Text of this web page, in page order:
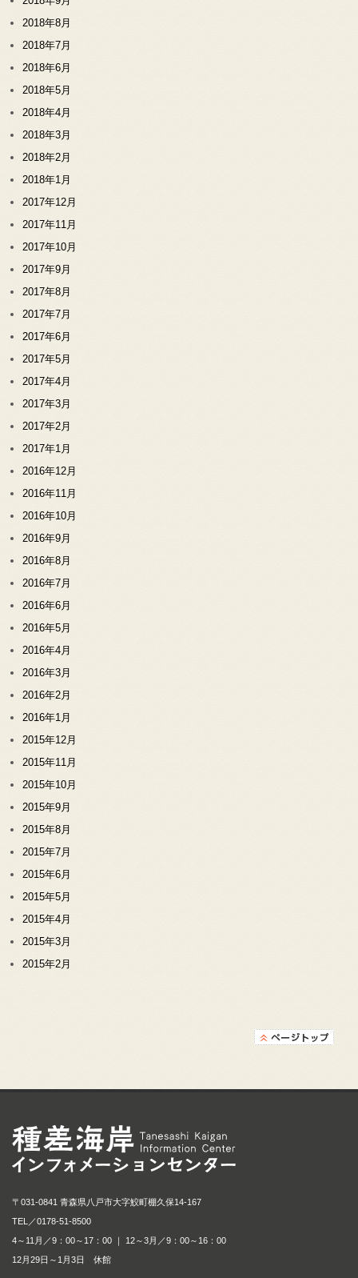
2018年8月
2018年7月
2018年6月
2018年5月
2018年4月
2018年3月
2018年2月
2018年1月
2017年12月
2017年11月
2017年10月
2017年9月
2017年8月
2017年7月
2017年6月
2017年5月
2017年4月
2017年3月
2017年2月
2017年1月
2016年12月
2016年11月
2016年10月
2016年9月
2016年8月
2016年7月
2016年6月
2016年5月
2016年4月
2016年3月
2016年2月
2016年1月
2015年12月
2015年11月
2015年10月
2015年9月
2015年8月
2015年7月
2015年6月
2015年5月
2015年4月
2015年3月
2015年2月
〒031-0841 青森県八戸市大字鮫町棚久保14-167
TEL／0178-51-8500
4～11月／9：00～17：00 ｜ 12～3月／9：00～16：00
12月29日～1月3日 休館